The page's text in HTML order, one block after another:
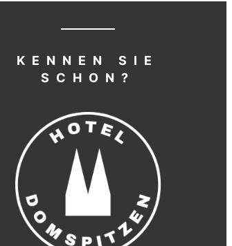
KENNEN SIE
SCHON?